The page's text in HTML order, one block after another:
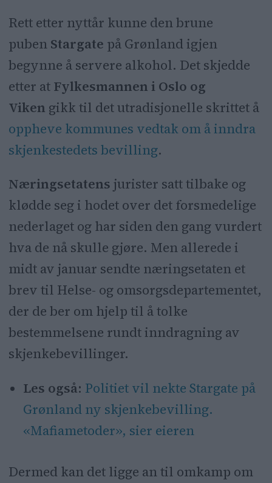
Rett etter nyttår kunne den brune
puben Stargate på Grønland igjen
begynne å servere alkohol. Det skjedde
etter at Fylkesmannen i Oslo og
Viken gikk til det utradisjonelle skrittet å
oppheve kommunes vedtak om å inndra
skjenkestedets bevilling.
Næringsetatens jurister satt tilbake og
klødde seg i hodet over det forsmedelige
nederlaget og har siden den gang vurdert
hva de nå skulle gjøre. Men allerede i
midt av januar sendte næringsetaten et
brev til Helse- og omsorgsdepartementet,
der de ber om hjelp til å tolke
bestemmelsene rundt inndragning av
skjenkebevillinger.
Les også: Politiet vil nekte Stargate på
Grønland ny skjenkebevilling.
«Mafiametoder», sier eieren
Dermed kan det ligge an til omkamp om